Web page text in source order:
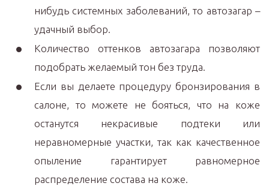
нибудь системных заболеваний, то автозагар –
удачный выбор.
Количество оттенков автозагара позволяют
подобрать желаемый тон без труда.
Если вы делаете процедуру бронзирования в
салоне, то можете не бояться, что на коже
останутся некрасивые подтеки или
неравномерные участки, так как качественное
опыление гарантирует равномерное
распределение состава на коже.